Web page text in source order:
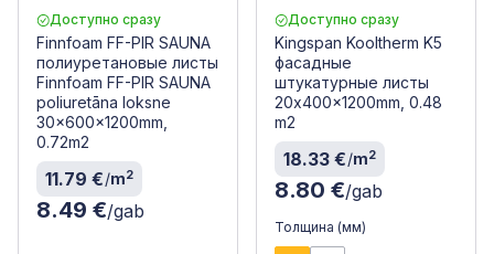
Доступно сразу
Finnfoam FF-PIR SAUNA
полиуретановые листы
Finnfoam FF-PIR SAUNA
poliuretāna loksne
30x600x1200mm,
0.72m2
11.79 €/m2
8.49 €/gab
Доступно сразу
Kingspan Kooltherm K5
фасадные
штукатурные листы
20x400x1200mm, 0.48
m2
18.33 €/m2
8.80 €/gab
Толщина (мм)